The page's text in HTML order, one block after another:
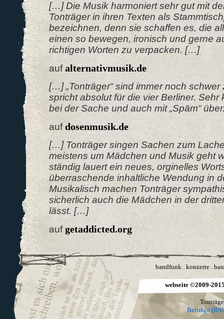
[…] Die Musik harmoniert sehr gut mit
Tonträger in ihren Texten als
bezeichnen, denn sie schaffen es, die
einen so bewegen, ironisch und gerne
richtigen Worten zu verpacken. […]
aufalternativmusik.de
[…] „Tonträger“ sind immer noch
spricht absolut für die vier Berliner. Sehr
bei der Sache und auch mit „Späm“
aufdosenmusik.de
[…] Tonträger singen Sachen zum
meistens um Mädchen und Musik geht
ständig lauert ein neues, orginelles
überraschende inhaltliche Wendung in
Musikalisch machen Tonträger
sicherlich auch die Mädchen in der
lässt. […]
aufgetaddicted.org
bandfunk. konzerte.
webseite ©2009-
Beiträge